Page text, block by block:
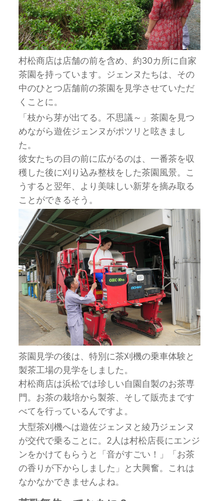
村松商店は店舗の前を含め、約30カ所に自家
茶園を持っています。ジェンヌたちは、その
中のひとつ店舗前の茶園を見学させていただ
くことに。
「枝から芽が出てる。不思議～」茶園を見つ
めながら遊佐ジェンヌがポツリと呟きまし
た。
彼女たちの目の前に広がるのは、一番茶を収
穫した後に刈り込み整枝をした茶園風景。こ
うすると翌年、より美味しい新芽を摘み取る
ことができるそう。
茶園見学の後は、特別に茶刈機の乗車体験と
製茶工場の見学をしました。
村松商店は浜松では珍しい自園自製のお茶専
門。お茶の栽培から製茶、そして販売まです
べてを行っているんですよ。
大型茶刈機へは遊佐ジェンヌと綾乃ジェンヌ
が交代で乗ることに。2人は村松店長にエンジ
ンをかけてもらうと「音がすごい！」「お茶
の香りが下からしました」と大興奮。これは
なかなかできませんよね。